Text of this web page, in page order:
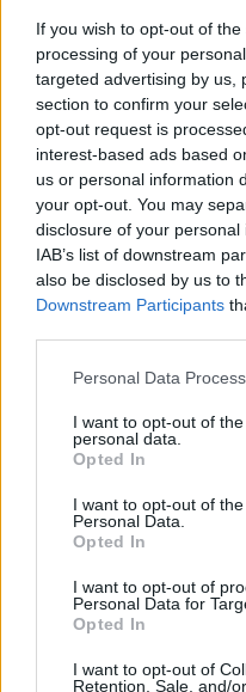
If you wish to opt-out of
processing of your
targeted advertising by us,
section to confirm your
opt-out request is
interest-based ads based
us or personal information
your opt-out. You may
disclosure of your
IAB’s list of downstream
also be disclosed by us to
Downstream Participants
Personal Data
I want to opt-out of
personal data.
Opted In
I want to opt-out of
Personal Data.
Opted In
I want to opt-out of
Personal Data for
Opted In
I want to opt-out of
Retention, Sale, and/
Philippe Mateta
pic.twitter.com/
— Fabrizio Romano
2, 2026
E ora?
L’affare è saltato, ed
concorrenza diStrand
francese sta ora
da mesi con il dolore,
L’umore del ragazzo è
sua parte. Operarsi
nel mentre il Mondiale si
non convocarlo. I
rimanere fuori (in caso di